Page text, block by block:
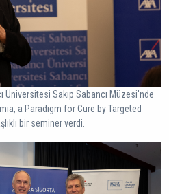
Üniversitesi Sakıp Sabancı Müzesi'nde
a Paradigm for Cure by Targeted
bir seminer verdi.